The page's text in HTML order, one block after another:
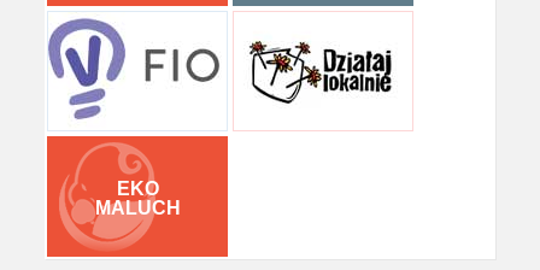
EKO
MALUCH